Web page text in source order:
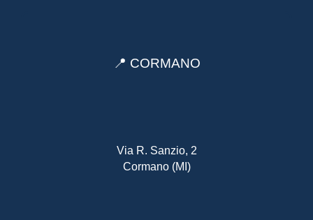
📍 CORMANO
Via R. Sanzio, 2
Cormano (MI)